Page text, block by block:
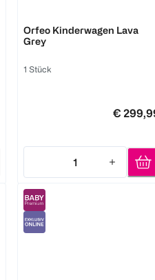
Orfeo Kinderwagen Lava
Grey
1 Stück
€
1
Quantity: 1